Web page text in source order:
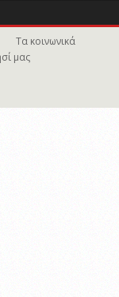
θα είναι
17/8
Ερμούπολη
Τα κοινωνικά
μας